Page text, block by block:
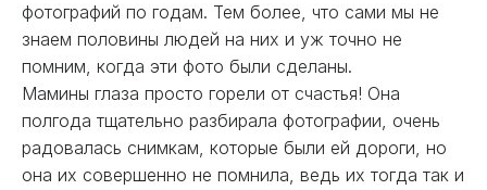
фотографий по годам. Тем более, что сами мы не
знаем половины людей на них и уж точно не
помним, когда эти фото были сделаны.
Мамины глаза просто горели от счастья! Она
полгода тщательно разбирала фотографии, очень
радовалась снимкам, которые были ей дороги, но
она их совершенно не помнила, ведь их тогда так и